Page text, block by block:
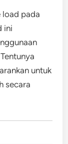
load pada
ini
untuk
secara